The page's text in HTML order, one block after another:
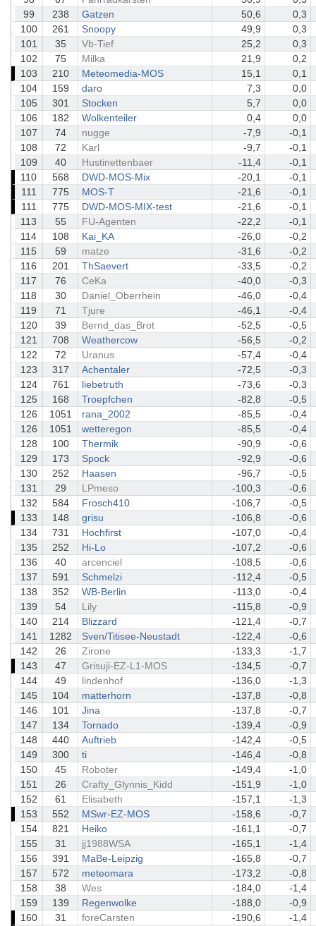
99
238 Gatzen 50,6
0,3
100
261 Snoopy 49,9
0,3
101
35 Vb-Tief 25,2
0,3
102
75 Milka 21,9
0,2
103
210 Meteomedia-MOS 15,1
0,1
104
159 daro 7,3
0,0
105
301 Stocken 5,7
0,0
106
182 Wolkenteiler 0,4
0,0
107
74 nugge -7,9
-0,1
108
72 Karl -9,7
-0,1
109
40 Hustinettenbaer -11,4
-0,1
110
568 DWD-MOS-Mix -20,1
-0,1
111
775 MOS-T -21,6
-0,1
111
775 DWD-MOS-MIX-test -21,6
-0,1
113
55 FU-Agenten -22,2
-0,1
114
108 Kai_KA -26,0
-0,2
115
59 matze -31,6
-0,2
116
201 ThSaevert -33,5
-0,2
117
76 CeKa -40,0
-0,3
118
30 Daniel_Oberrhein -46,0
-0,4
119
71 Tjure -46,1
-0,4
120
39 Bernd_das_Brot -52,5
-0,5
121
708 Weathercow -56,5
-0,2
122
72 Uranus -57,4
-0,4
123
317 Achentaler -72,5
-0,3
124
761 liebetruth -73,6
-0,3
125
168 Troepfchen -82,8
-0,5
126
1051 rana_2002 -85,5
-0,4
126
1051 wetteregon -85,5
-0,4
128
100 Thermik -90,9
-0,6
129
173 Spock -92,9
-0,6
130
252 Haasen -96,7
-0,5
131
29 LPmeso -100,3
-0,6
132
584 Frosch410 -106,7
-0,5
133
148 grisu -106,8
-0,6
134
731 Hochfirst -107,0
-0,4
135
252 Hi-Lo -107,2
-0,6
136
40 arcenciel -108,5
-0,6
137
591 Schmelzi -112,4
-0,5
138
352 WB-Berlin -113,0
-0,4
139
54 Lily -115,8
-0,9
140
214 Blizzard -121,4
-0,7
141
1282 Sven/Titisee-Neustadt -122,4
-0,6
142
26 Zirone -133,3
-1,7
143
47 Grisuji-EZ-L1-MOS -134,5
-0,7
144
49 lindenhof -136,0
-1,3
145
104 matterhorn -137,8
-0,8
146
101 Jina -137,8
-0,7
147
134 Tornado -139,4
-0,9
148
440 Auftrieb -142,4
-0,5
149
300 ti -146,4
-0,8
150
45 Roboter -149,4
-1,0
151
26 Crafty_Glynnis_Kidd -151,9
-1,0
152
61 Elisabeth -157,1
-1,3
153
552 MSwr-EZ-MOS -158,6
-0,7
154
821 Heiko -161,1
-0,7
155
31 jj1988WSA -165,1
-1,4
156
391 MaBe-Leipzig -165,8
-0,7
157
572 meteomara -173,2
-0,8
158
38 Wes -184,0
-1,4
159
139 Regenwolke -188,0
-0,9
160
31 foreCarsten -190,6
-1,4